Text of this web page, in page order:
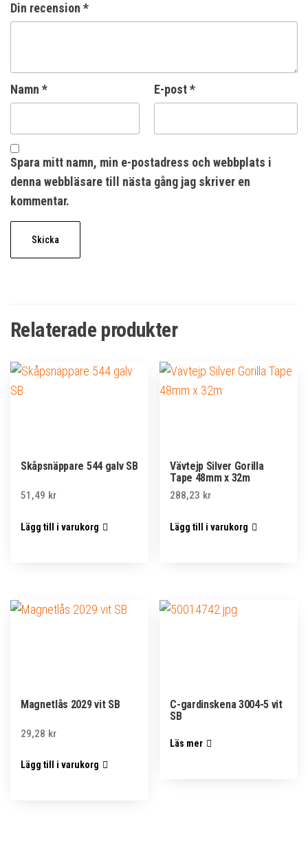
Din recension *
Namn * E-post*
Spara mitt namn, min e-postadress och webbplats i
denna webbläsare till nästa gång jag skriver en
kommentar.
Relaterade produkter
Skåpsnäppare 544 galv SB
51,49 kr
Lägg till i varukorg
Vävtejp Silver Gorilla
Tape 48mm x 32m
288,23 kr
Lägg till i varukorg
Magnetlås 2029 vit SB
29,28 kr
Lägg till i varukorg
C-gardinskena 3004-5 vit
SB
Läs mer